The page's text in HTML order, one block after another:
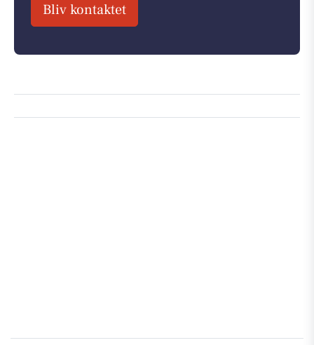
Bliv kontaktet